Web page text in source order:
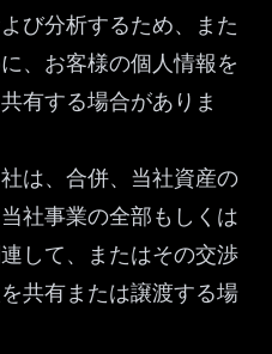
び分析するため、また
、お客様の個人情報を
有する場合がありま
は、合併、当社資産の
社事業の全部もしくは
して、またはその交渉
共有または譲渡する場